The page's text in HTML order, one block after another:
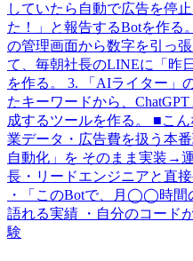
していたら自動で広告を停
た！」と報告するBotを作る
の管理画面から数字を引っ
て、毎朝社長のLINEに「昨
を作る。 3. 「AIライター」
たキーワードから、
成するツールを作る。 ■こ
業データ・広告費を扱う本
自動化」を そのまま実装→
長・リードエンジニアと直
・「このBotで、月◯◯時間
語れる実績 ・自分のコード
験